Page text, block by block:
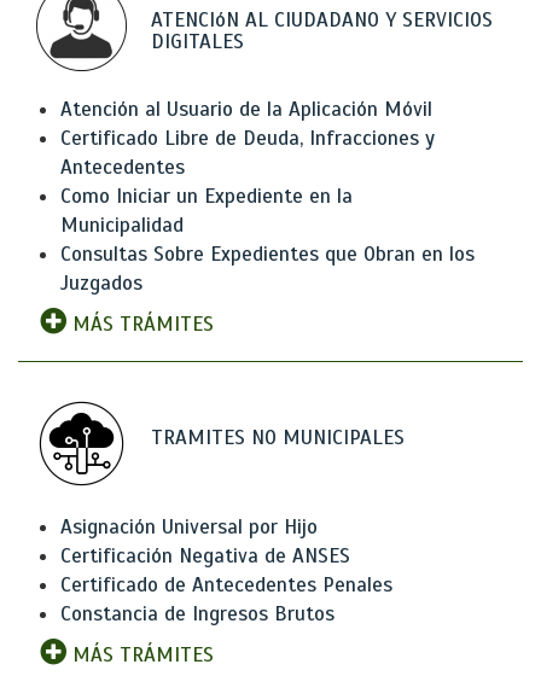
ATENCIóN AL CIUDADANO Y SERVICIOS
DIGITALES
Atención al Usuario de la Aplicación Móvil
Certificado Libre de Deuda, Infracciones y
Antecedentes
Como Iniciar un Expediente en la
Municipalidad
Consultas Sobre Expedientes que Obran en los
Juzgados
MÁS TRÁMITES
TRAMITES NO MUNICIPALES
Asignación Universal por Hijo
Certificación Negativa de ANSES
Certificado de Antecedentes Penales
Constancia de Ingresos Brutos
MÁS TRÁMITES